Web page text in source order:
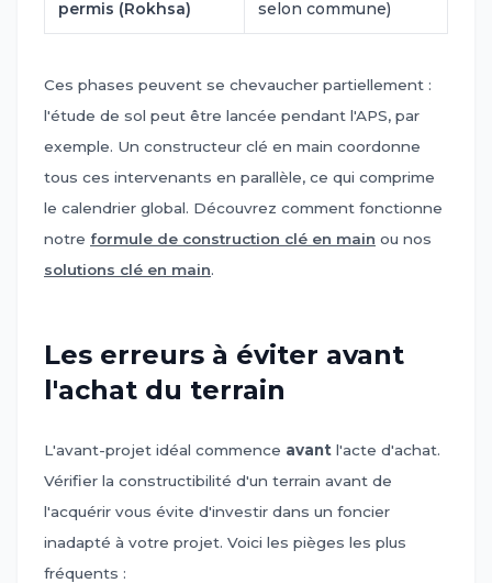
permis (Rokhsa)
selon commune)
Ces phases peuvent se chevaucher partiellement :
l'étude de sol peut être lancée pendant l'APS, par
exemple. Un constructeur clé en main coordonne
tous ces intervenants en parallèle, ce qui comprime
le calendrier global. Découvrez comment fonctionne
notre formule de construction clé en main ou nos
solutions clé en main.
Les erreurs à éviter avant
l'achat du terrain
L'avant-projet idéal commence avant l'acte d'achat.
Vérifier la constructibilité d'un terrain avant de
l'acquérir vous évite d'investir dans un foncier
inadapté à votre projet. Voici les pièges les plus
fréquents :